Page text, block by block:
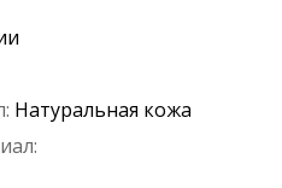
Натуральная кожа